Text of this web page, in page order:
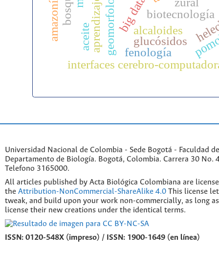
big data
interfaces cerebro-
alcaloides
biotecnología
glucósidos
fenología
geomorfología
aceite
Universidad Nacional de Colombia - Sede Bogotá - Faculdad
Departamento de Biología. Bogotá, Colombia. Carrera 30 No.
Telefono 3165000.
All articles published by Acta Biológica Colombiana are
the Attribution-NonCommercial-ShareAlike 4.0 This license
tweak, and build upon your work non-commercially, as long
license their new creations under the identical terms.
ISSN: 0120-548X (impreso) / ISSN: 1900-1649 (en línea)